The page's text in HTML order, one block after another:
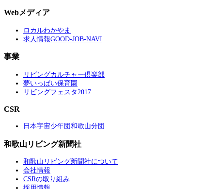
Webメディア
ロカルわかやま
求人情報GOOD-JOB-NAVI
事業
リビングカルチャー倶楽部
夢いっぱい保育園
リビングフェスタ2017
CSR
日本宇宙少年団和歌山分団
和歌山リビング新聞社
和歌山リビング新聞社について
会社情報
CSRの取り組み